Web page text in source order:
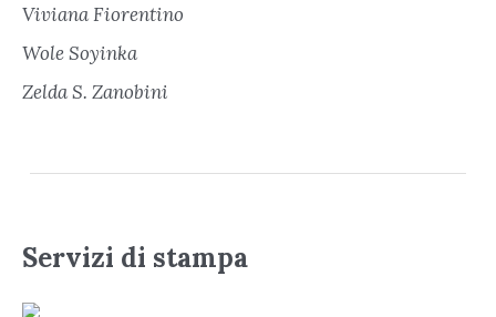
Viviana Fiorentino
Wole Soyinka
Zelda S. Zanobini
Servizi di stampa